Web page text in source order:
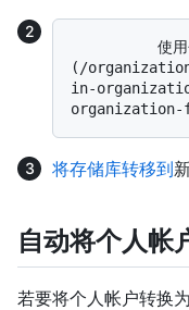
(/
in-
将存储库转移到
自动将个人帐
若要将个人帐户转换